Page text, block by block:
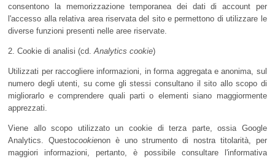
consentono la memorizzazione temporanea dei dati di account per
l'accesso alla relativa area riservata del sito e permettono di utilizzare le
diverse funzioni presenti nelle aree riservate.
2. Cookie di analisi (cd.Analytics cookie)
Utilizzati per raccogliere informazioni, in forma aggregata e anonima, sul
numero degli utenti, su come gli stessi consultano il sito allo scopo di
migliorarlo e comprendere quali parti o elementi siano maggiormente
apprezzati.
Viene allo scopo utilizzato un cookie di terza parte, ossia Google
Analytics. Questocookienon è uno strumento di nostra titolarità, per
maggiori informazioni, pertanto, è possibile consultare l'informativa